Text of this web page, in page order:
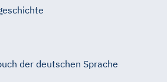
der deutschen Sprache